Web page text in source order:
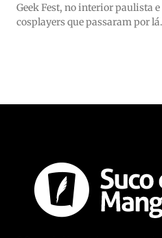
Geek Fest, no interior paulista
cosplayers que passaram por